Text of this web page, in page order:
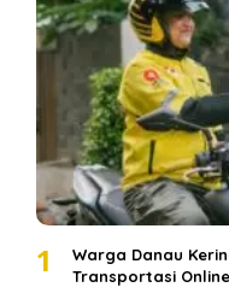
1
Warga Danau
Transportasi